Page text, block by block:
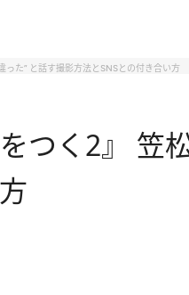
った” と話す撮影方法とSNSとの付き合い方
つく2』 笠